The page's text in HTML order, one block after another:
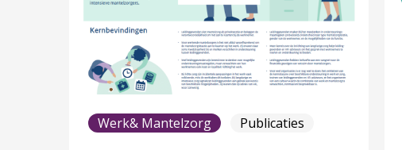
Werk& Mantelzorg Publicaties